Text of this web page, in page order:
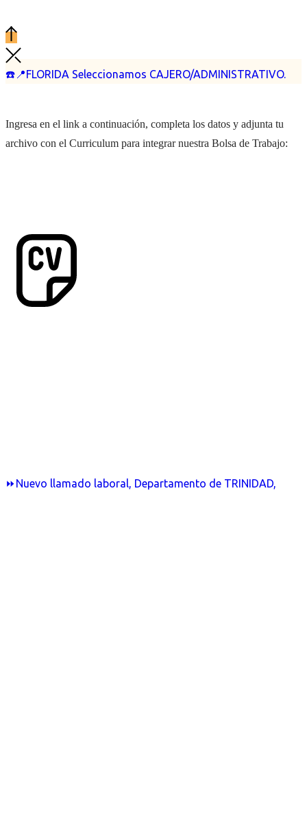
☎️📍FLORIDA Seleccionamos CAJERO/ADMINISTRATIVO.
⏩Nuevo llamado laboral, Departamento de TRINIDAD,
Ingresa en el link a continuación, completa los datos y adjunta tu
archivo con el Curriculum para integrar nuestra Bolsa de Trabajo: